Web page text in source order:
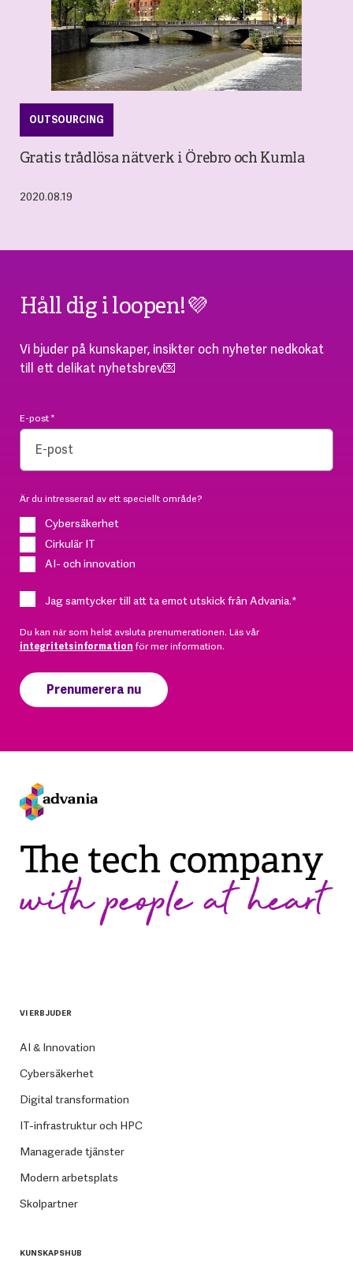
OUTSOURCING
Gratis trådlösa nätverk i Örebro och Kumla
2020.08.19
Håll dig i loopen!💜
Vi bjuder på kunskaper, insikter och nyheter nedkokat
till ett delikat nyhetsbrev💌
E-post*
Är du intresserad av ett speciellt område?
Cybersäkerhet
Cirkulär IT
AI- och innovation
Jag samtycker till att ta emot utskick från Advania.*
Du kan när som helst avsluta prenumerationen. Läs vår
integritetsinformation för mer information.
VI ERBJUDER
AI & Innovation
Cybersäkerhet
Digital transformation
IT-infrastruktur och HPC
Managerade tjänster
Modern arbetsplats
Skolpartner
KUNSKAPSHUB